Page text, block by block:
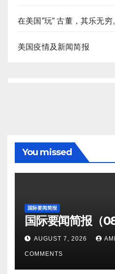
在美国”玩” 古董，其乐无穷
美国疫情及新闻简报
You missed
国际要闻简报
国际要闻简报（
AUGUST 7, 2026
COMMENTS